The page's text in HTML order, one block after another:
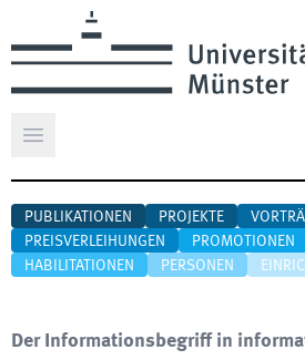
Hauptmenü öffnen
PUBLIKATIONEN PROJEKTE
PREISVERLEIHUNGEN
PROMOTIONEN
HABILITATIONEN
PERSONEN
Der Informationsbegriff in